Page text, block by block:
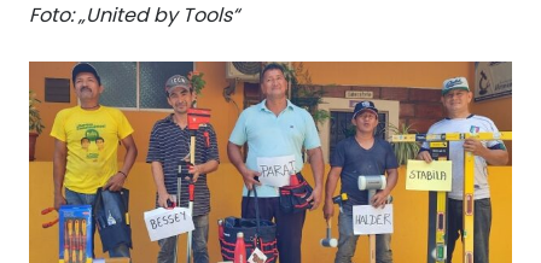
Foto: „United by Tools“